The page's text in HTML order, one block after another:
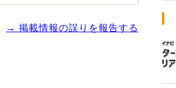
→ 掲載情報の誤りを報告する